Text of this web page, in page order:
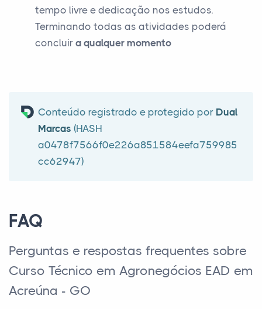
tempo livre e dedicação nos estudos.
Terminando todas as atividades poderá
concluir a qualquer momento
Conteúdo registrado e protegido por Dual
Marcas (HASH
a0478f7566f0e226a851584eefa759985
cc62947)
FAQ
Perguntas e respostas frequentes sobre
Curso Técnico em Agronegócios EAD em
Acreúna - GO